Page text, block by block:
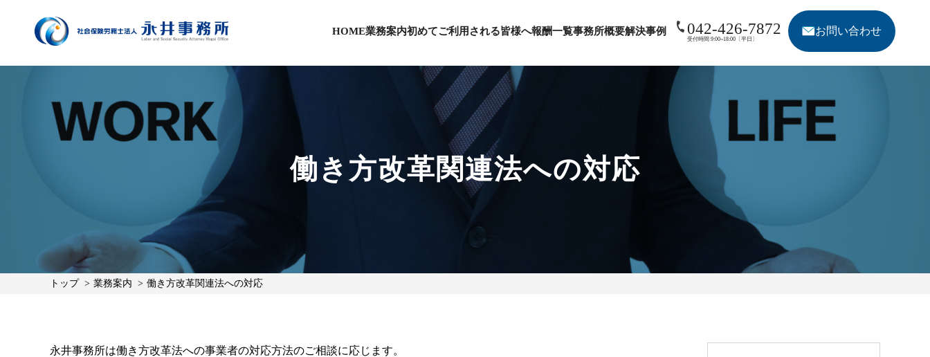
HOME業務案内初めてご利用される皆様へ報酬一覧事務所概要解決事例 042-426-7872
受付時間 9:00~18:00〔平日〕
お問い合わせ
働き方改革関連法への対応
トップ 業務案内 働き方改革関連法への対応
永井事務所は働き方改革法への事業者の対応方法のご相談に応じます。